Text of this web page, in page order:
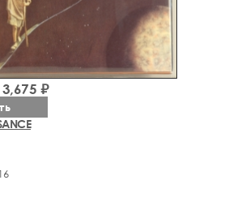
3,675 ₽